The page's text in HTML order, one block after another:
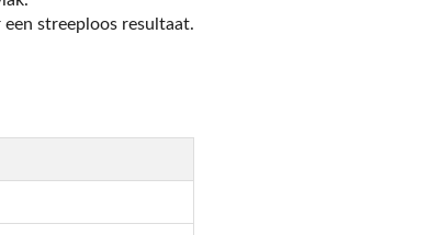
streeploos resultaat.